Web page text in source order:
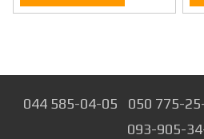
044 585-04-05 050 775-
093-905-